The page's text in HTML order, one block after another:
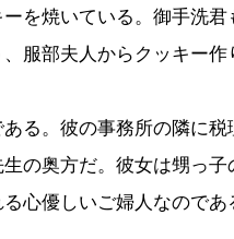
を焼いている。御手洗君
服部夫人からクッキー
る。彼の事務所の隣に税
の奥方だ。彼女は甥っ
心優しいご婦人なのであ